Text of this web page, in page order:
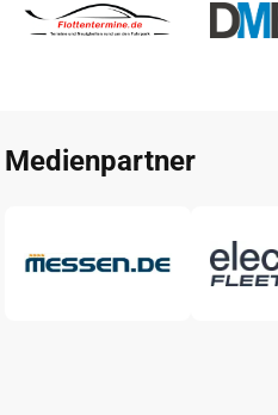
Medienpartner